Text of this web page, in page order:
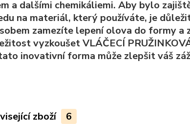
a dalšími chemikáliemi. Aby bylo
na materiál, který používáte, je
zamezíte lepení olova do formy
vyzkoušet VLÁČECÍ
inovativní forma může zlepšit váš
zboží 6